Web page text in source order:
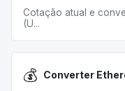
Cotação atual e
(U...
💰 Converter